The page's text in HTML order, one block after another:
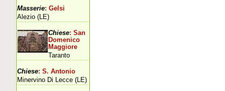
Masserie: Gelsi
Alezio (LE)
Chiese: San
Domenico
Maggiore
Taranto
Chiese: S. Antonio
Minervino Di Lecce (LE)